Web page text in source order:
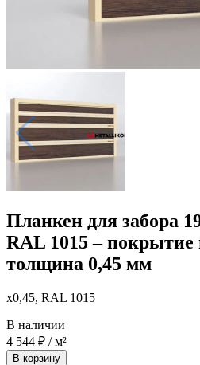
Планкен для забора
RAL 1015 – покрытие
толщина 0,45 мм
x0,45, RAL 1015
В наличии
4 544 ₽ / м²
В корзину